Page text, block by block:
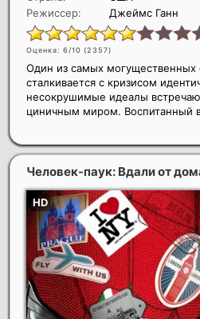
Режиссер:
Джеймс Ганн
Оценка: 6/10 (2357)
Один из самых могущественных
сталкивается с кризисом
несокрушимые идеалы
циничным миром. Воспитанный
Человек-паук: Вдали от